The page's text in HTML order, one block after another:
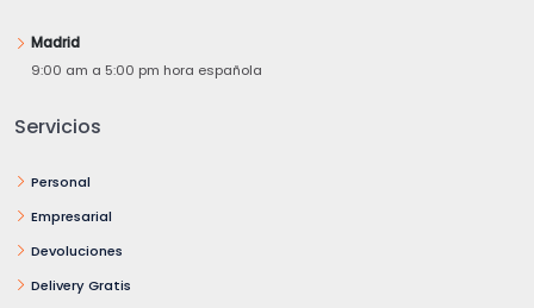
Madrid
9:00 am a 5:00 pm hora española
Servicios
Personal
Empresarial
Devoluciones
Delivery Gratis